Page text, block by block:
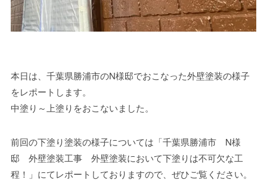
本日は、千葉県勝浦市のN様邸でおこなった外壁塗装の様子
をレポートします。
中塗り～上塗りをおこないました。
前回の下塗り塗装の様子については「千葉県勝浦市 N様
邸 外壁塗装工事 外壁塗装において下塗りは不可欠な工
程！」にてレポートしておりますので、ぜひご覧ください。